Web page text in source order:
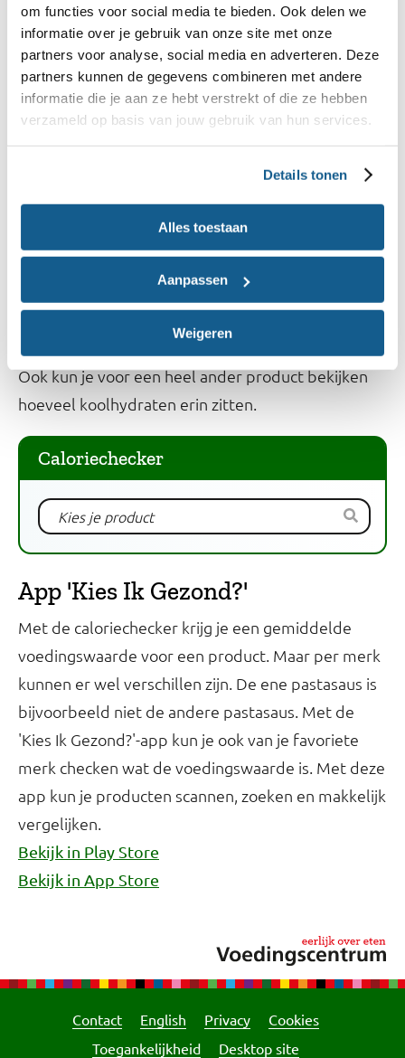
om functies voor social media te bieden. Ook delen we
informatie over je gebruik van onze site met onze
partners voor analyse, social media en adverteren. Deze
partners kunnen de gegevens combineren met andere
informatie die je aan ze hebt verstrekt of die ze hebben
verzameld op basis van jouw gebruik van hun services.
Details tonen
Alles toestaan
Aanpassen
Weigeren
Hoe past wijn in je eetpatroon?
Je weet nu hoeveel koolhydraten er in wijn zitten.
Wil je weten hoeveel koolhydraten je elke dag
neemt? InMijn Eetmeter kun je langere tijd
berekent dan hoeveel energie en voedingsstoffen
Andere hoeveelheid of ander
Wil je een andere hoeveelheid of eenheid kiezen
van wijn? In de caloriechecker kun je dit aanpassen.
Ook kun je voor een heel ander product bekijken
hoeveel koolhydraten erin zitten.
Caloriechecker
App 'Kies Ik Gezond?'
Met de caloriechecker krijg je een gemiddelde
voedingswaarde voor een product. Maar per merk
kunnen er wel verschillen zijn. De ene pastasaus is
bijvoorbeeld niet de andere pastasaus. Met de
'Kies Ik Gezond?'-app kun je ook van je favoriete
merk checken wat de voedingswaarde is. Met deze
app kun je producten scannen, zoeken en makkelijk
vergelijken.
Bekijk in Play Store
Bekijk in App Store
Contact English Privacy
Cookies
Toegankelijkheid
Desktop site